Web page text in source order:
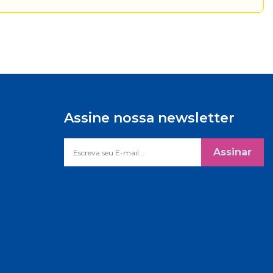
Assine nossa newsletter
Assinar